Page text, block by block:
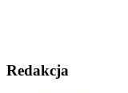
Redakcja